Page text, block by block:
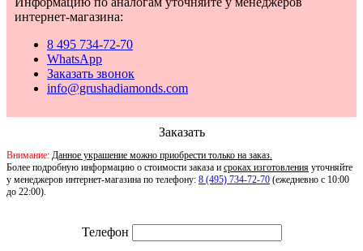
интернет-магазина:
8 495 734-72-70
WhatsApp
Заказать звонок
info@grushadiamonds.com
Заказать
Внимание: Данное украшение можно приобрести только на заказ.
Более подробную информацию о стоимости заказа и сроках изготовления уточняйте
у менеджеров интернет-магазина по телефону: 8 (495) 734-72-70 (ежедневно с 10:00
до 22:00).
Телефон